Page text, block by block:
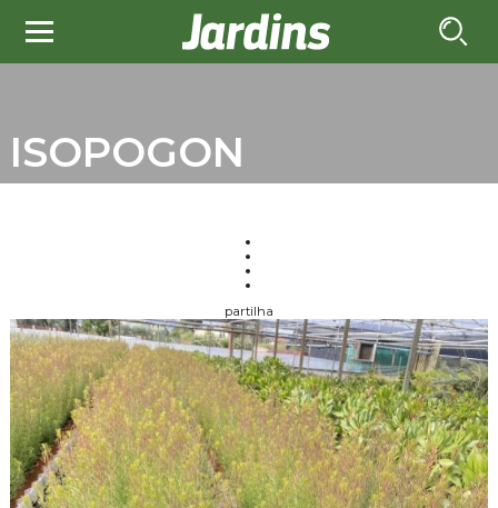
ISOPOGON
partilha